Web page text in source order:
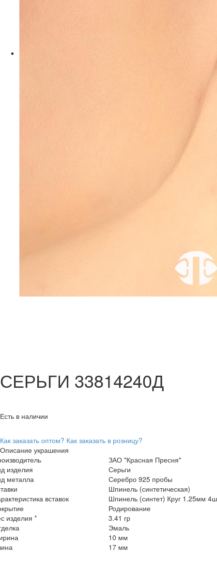
СЕРЬГИ 33814240Д
Есть в наличии
Как заказать оптом? Как заказать в розницу?
Описание украшения
ЗАО "Красная Пресня"
изделия
Серьги
металла
Серебро 925 пробы
Шпинель (синтетическая)
вставок
Шпинель (синтет) Круг 1.25мм
Родирование
изделия *
3.41 гр
Эмаль
10 мм
17 мм